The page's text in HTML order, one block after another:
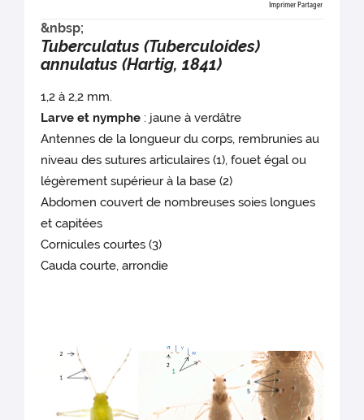
Imprimer Partager
&nbsp;
Tuberculatus (Tuberculoides)
annulatus (Hartig, 1841)
1,2 à 2,2 mm.
Larve et nymphe : jaune à verdâtre
Antennes de la longueur du corps, rembrunies au
niveau des sutures articulaires (1), fouet égal ou
légèrement supérieur à la base (2)
Abdomen couvert de nombreuses soies longues
et capitées
Cornicules courtes (3)
Cauda courte, arrondie